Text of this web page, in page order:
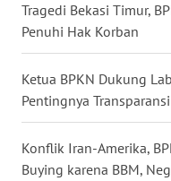
Tragedi Bekasi Timur,
Penuhi Hak Korban
Ketua BPKN Dukung
Pentingnya
Konflik Iran-Amerika,
Buying karena BBM,
WN
SULUT
WN
MALUKU
WN
MALUT